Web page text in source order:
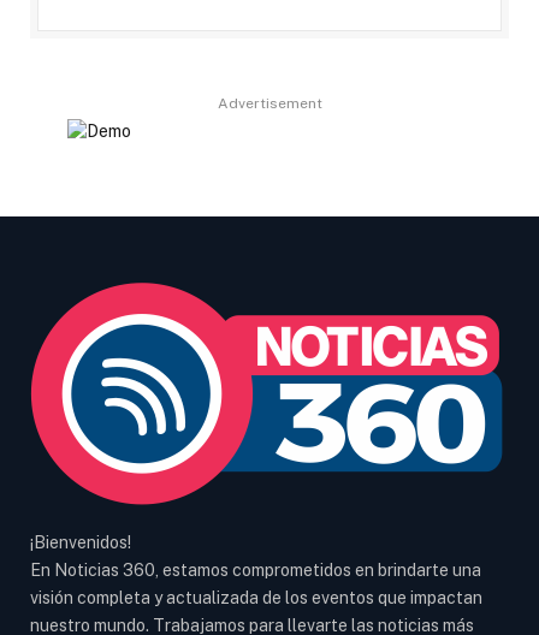
Advertisement
¡Bienvenidos!
En Noticias 360, estamos comprometidos en brindarte una
visión completa y actualizada de los eventos que impactan
nuestro mundo. Trabajamos para llevarte las noticias más